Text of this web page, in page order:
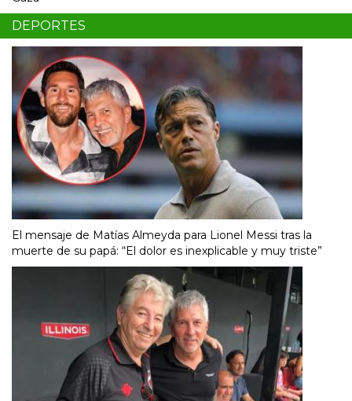
DEPORTES
El mensaje de Matías Almeyda para Lionel Messi tras la
muerte de su papá: “El dolor es inexplicable y muy triste”